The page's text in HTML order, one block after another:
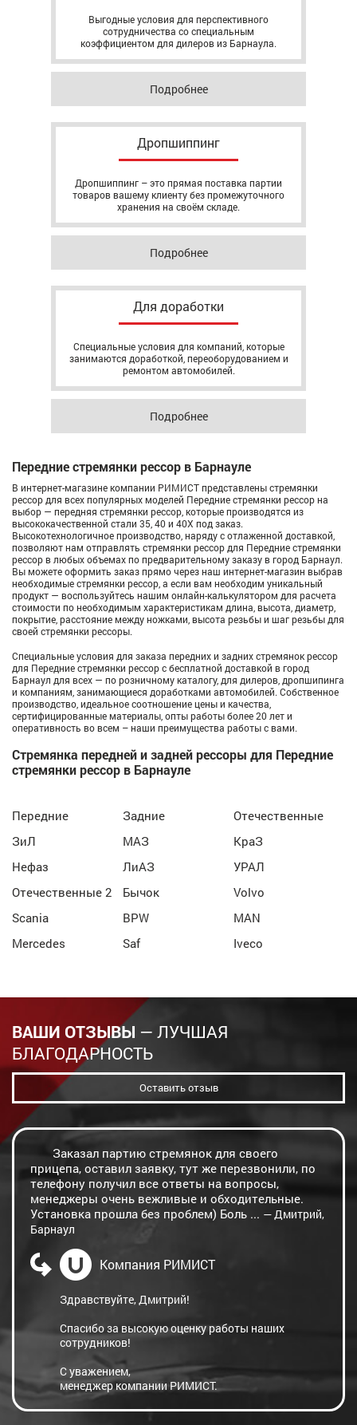
Выгодные условия для перспективного
сотрудничества со специальным
коэффициентом для дилеров из Барнаула.
Подробнее
Дропшиппинг
Дропшиппинг – это прямая поставка партии
товаров вашему клиенту без промежуточного
хранения на своём складе.
Подробнее
Для доработки
Специальные условия для компаний, которые
занимаются доработкой, переоборудованием и
ремонтом автомобилей.
Подробнее
Передние стремянки рессор в Барнауле
В интернет-магазине компании РИМИСТ представлены стремянки
рессор для всех популярных моделей Передние стремянки рессор на
выбор — передняя стремянки рессор, которые производятся из
высококачественной стали 35, 40 и 40X под заказ.
Высокотехнологичное производство, наряду с отлаженной доставкой,
позволяют нам отправлять стремянки рессор для Передние стремянки
рессор в любых объемах по предварительному заказу в город Барнаул.
Вы можете оформить заказ прямо через наш интернет-магазин выбрав
необходимые стремянки рессор, а если вам необходим уникальный
продукт — воспользуйтесь нашим онлайн-калькулятором для расчета
стоимости по необходимым характеристикам длина, высота, диаметр,
покрытие, расстояние между ножками, высота резьбы и шаг резьбы для
своей стремянки рессоры.
Специальные условия для заказа передних и задних стремянок рессор
для Передние стремянки рессор с бесплатной доставкой в город
Барнаул для всех — по розничному каталогу, для дилеров, дропшипинга
и компаниям, занимающиеся доработками автомобилей. Собственное
производство, идеальное соотношение цены и качества,
сертифицированные материалы, опты работы более 20 лет и
оперативность во всем – наши преимущества работы с вами.
Стремянка передней и задней рессоры для Передние
стремянки рессор в Барнауле
Передние Задние
Отечественные
ЗиЛ
МАЗ
КраЗ
Нефаз
ЛиАЗ
УРАЛ
Отечественные 2
Бычок
Volvo
Scania
BPW
MAN
Mercedes
Saf Iveco
ВАШИ ОТЗЫВЫ — ЛУЧШАЯ
БЛАГОДАРНОСТЬ
Оставить отзыв
Заказал партию стремянок для своего
прицепа, оставил заявку, тут же перезвонили, по
телефону получил все ответы на вопросы,
менеджеры очень вежливые и обходительные.
Установка прошла без проблем) Боль ... — Дмитрий,
Барнаул
Компания РИМИСТ
Здравствуйте, Дмитрий!
Спасибо за высокую оценку работы наших
сотрудников!
С уважением,
менеджер компании РИМИСТ.